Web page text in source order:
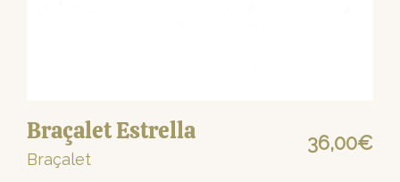
Braçalet Estrella
Braçalet
36,00€